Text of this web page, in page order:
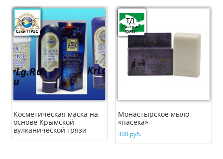
Косметическая маска на
основе Крымской
вулканической грязи
Монастырское мыло
«пасека»
300 руб.